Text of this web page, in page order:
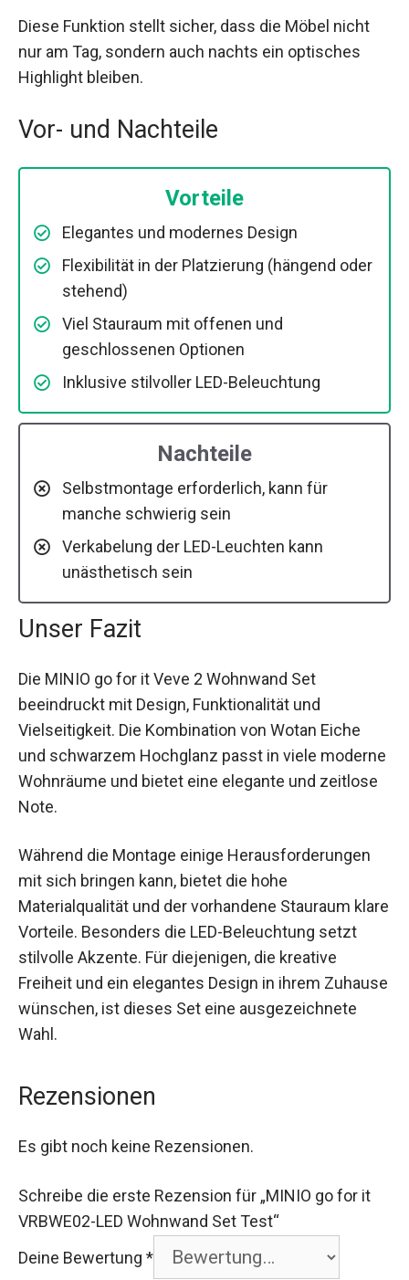
Diese Funktion stellt sicher, dass die Möbel nicht
nur am Tag, sondern auch nachts ein optisches
Highlight bleiben.
Vor- und Nachteile
Vorteile
Elegantes und modernes Design
Flexibilität in der Platzierung (hängend oder
stehend)
Viel Stauraum mit offenen und
geschlossenen Optionen
Inklusive stilvoller LED-Beleuchtung
Nachteile
Selbstmontage erforderlich, kann für
manche schwierig sein
Verkabelung der LED-Leuchten kann
unästhetisch sein
Unser Fazit
Die MINIO go for it Veve 2 Wohnwand Set
beeindruckt mit Design, Funktionalität und
Vielseitigkeit. Die Kombination von Wotan Eiche
und schwarzem Hochglanz passt in viele moderne
Wohnräume und bietet eine elegante und zeitlose
Note.
Während die Montage einige Herausforderungen
mit sich bringen kann, bietet die hohe
Materialqualität und der vorhandene Stauraum klare
Vorteile. Besonders die LED-Beleuchtung setzt
stilvolle Akzente. Für diejenigen, die kreative
Freiheit und ein elegantes Design in ihrem Zuhause
wünschen, ist dieses Set eine ausgezeichnete
Wahl.
Rezensionen
Es gibt noch keine Rezensionen.
Schreibe die erste Rezension für „MINIO go for it
VRBWE02-LED Wohnwand Set Test“
Deine Bewertung *